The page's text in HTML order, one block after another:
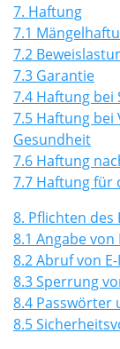
7. Haftung
7.1
7.2
7.3 Garantie
7.4 Haftung bei
7.5 Haftung
Gesundheit
7.6 Haftung
7.7 Haftung für
8. Pflichten des
8.1 Angabe von
8.2 Abruf von
8.3 Sperrung
8.4 Passwörter
8.5